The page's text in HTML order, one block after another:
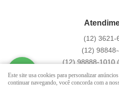
(12) 3621-
(12)
(12)98888-1010
Segunda a Sexta das
Este site usa cookies para personalizar
continuar navegando, você concorda com a